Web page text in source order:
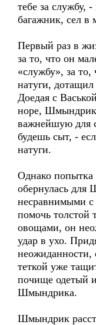
тебе за службу,
багажник, сел в
Первый раз в
за то, что он
«службу», за то,
натуги,
Доедая с
норе,
важнейшую для
будешь сыт, -
натуги.
Однако попытка
обернулась
несравнимыми с
помочь толстой
овощами, он
удар в ухо.
неожиданности,
теткой уже
почище одетый
Шмындрика.
Шмындрик